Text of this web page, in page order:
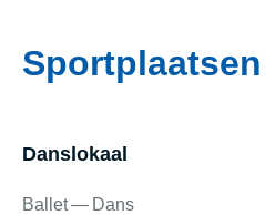
Sportplaatsen
Danslo­kaal
Ballet Dans